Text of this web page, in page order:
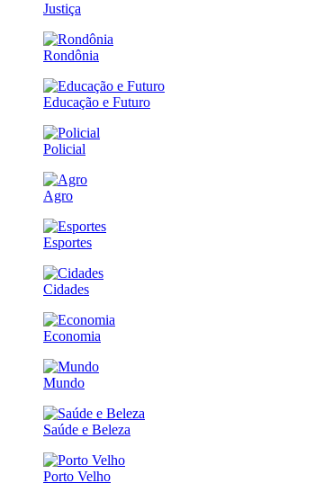
Justiça
Rondônia
Educação e Futuro
Policial
Agro
Esportes
Cidades
Economia
Mundo
Saúde e Beleza
Porto Velho